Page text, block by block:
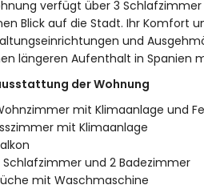
verfügt über 3
Blick auf die Stadt. Ihr Komfort
und
längeren Aufenthalt in Spanien
der Wohnung
mit Klimaanlage und
mit Klimaanlage
Schlafzimmer und 2 Badezimmer
mit Waschmaschine